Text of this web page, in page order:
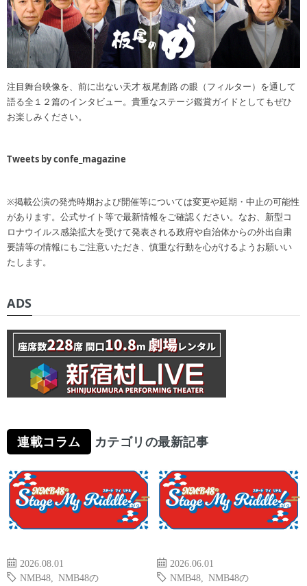
注目舞台映像を、前に出ない天才 板尾創路 の眼（フィルター）を通して
語る全１２篇のインタビュー。貴重なステージ鑑賞ガイドとしてもぜひ
お楽しみください。
Tweets by confe_magazine
※掲載公演の発売時期および開催等については変更や延期・中止の可能性
があります。公式サイト等で最新情報をご確認ください。なお、新型コ
ロナウイルス感染拡大を受けて発表される政府や自治体からの外出自粛
要請等の情報にもご注意いただき、慎重な行動を心がけるようお願いい
たします。
ADS
連載コラム カテゴリの最新記事
2026.08.01
NMB48
NMB48の
2026.06.01
NMB48
NMB48の